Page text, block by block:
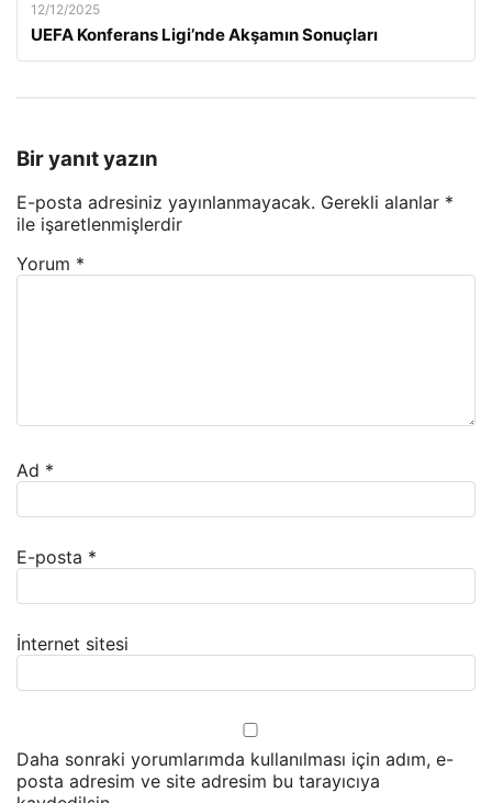
12/12/2025
UEFA Konferans Ligi’nde Akşamın Sonuçları
Bir yanıt yazın
E-posta adresiniz yayınlanmayacak. Gerekli alanlar *
ile işaretlenmişlerdir
Yorum *
Ad *
E-posta *
İnternet sitesi
Daha sonraki yorumlarımda kullanılması için adım, e-
posta adresim ve site adresim bu tarayıcıya